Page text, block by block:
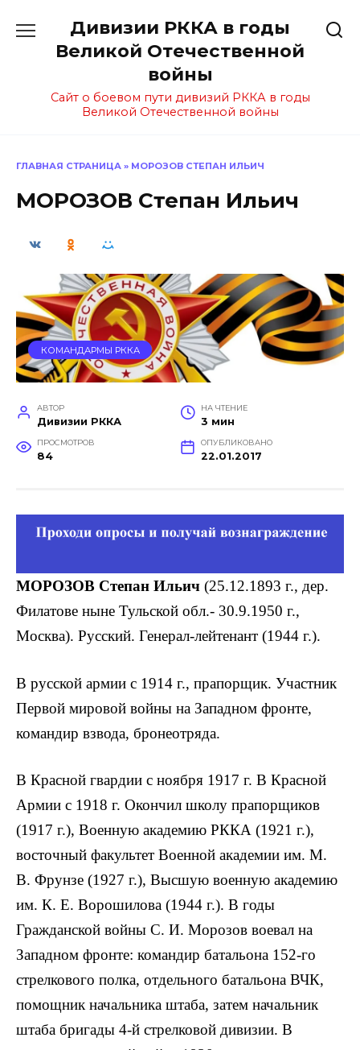
содержанию
Дивизии РККА в годы
Великой Отечественной
войны
Сайт о боевом пути дивизий РККА в годы
Великой Отечественной войны
ГЛАВНАЯ СТРАНИЦА » МОРОЗОВ СТЕПАН ИЛЬИЧ
МОРОЗОВ Степан Ильич
КОМАНДАРМЫ РККА
АВТОР
Дивизии РККА
НА ЧТЕНИЕ
3 мин
ПРОСМОТРОВ
84
ОПУБЛИКОВАНО
22.01.2017
МОРОЗОВ Степан Ильич (25.12.1893 г., дер.
Филатове ныне Тульской обл.- 30.9.1950 г.,
Москва). Русский. Генерал-лейтенант (1944 г.).
В русской армии с 1914 г., прапорщик. Участник
Первой мировой войны на Западном фронте,
командир взвода, бронеотряда.
В Красной гвардии с ноября 1917 г. В Красной
Армии с 1918 г. Окончил школу прапорщиков
(1917 г.), Военную академию РККА (1921 г.),
восточный факультет Военной академии им. М.
В. Фрунзе (1927 г.), Высшую военную академию
им. К. Е. Ворошилова (1944 г.). В годы
Гражданской войны С. И. Морозов воевал на
Западном фронте: командир батальона 152-го
стрелкового полка, отдельного батальона ВЧК,
помощник начальника штаба, затем начальник
штаба бригады 4-й стрелковой дивизии. В